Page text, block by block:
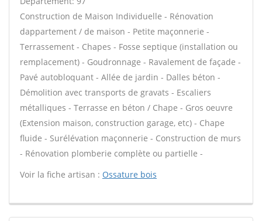
Construction de Maison Individuelle - Rénovation
dappartement / de maison - Petite maçonnerie -
Terrassement - Chapes - Fosse septique (installation ou
remplacement) - Goudronnage - Ravalement de façade -
Pavé autobloquant - Allée de jardin - Dalles béton -
Démolition avec transports de gravats - Escaliers
métalliques - Terrasse en béton / Chape - Gros oeuvre
(Extension maison, construction garage, etc) - Chape
fluide - Surélévation maçonnerie - Construction de murs
- Rénovation plomberie complète ou partielle -
Voir la fiche artisan : Ossature bois